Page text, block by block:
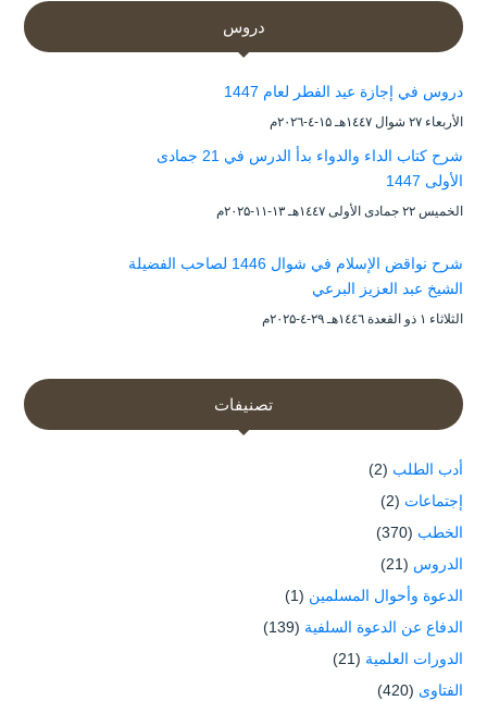
دروس
دروس في إجازة عيد الفطر لعام 1447
الأربعاء ۲۷ شوال ۱٤٤۷هـ ۱۵-٤-۲۰۲٦م
شرح كتاب الداء والدواء بدأ الدرس في 21 جمادى
الأولى 1447
الخميس ۲۲ جمادى الأولى ۱٤٤۷هـ ۱۳-۱۱-۲۰۲۵م
شرح نواقض الإسلام في شوال 1446 لصاحب الفضيلة
الشيخ عبد العزيز البرعي
الثلاثاء ۱ ذو القعدة ۱٤٤٦هـ ۲۹-٤-۲۰۲۵م
تصنيفات
أدب الطلب (2)
إجتماعات (2)
الخطب (370)
الدروس (21)
الدعوة وأحوال المسلمين (1)
الدفاع عن الدعوة السلفية (139)
الدورات العلمية (21)
الفتاوى (420)